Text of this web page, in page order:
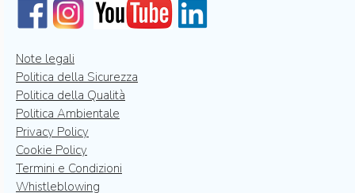
Note legali
Politica della Sicurezza
Politica della Qualità
Politica Ambientale
Privacy Policy
Cookie Policy
Termini e Condizioni
Whistleblowing